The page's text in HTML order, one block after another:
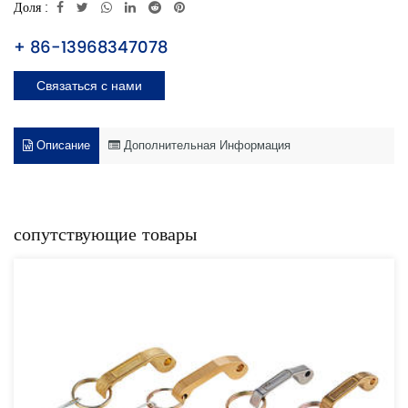
Доля :
+ 86-13968347078
Связаться с нами
Описание Дополнительная Информация
сопутствующие товары